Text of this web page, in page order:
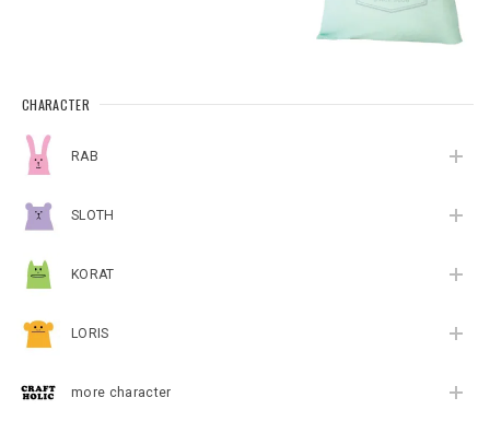
CHARACTER
RAB
SLOTH
KORAT
LORIS
more character